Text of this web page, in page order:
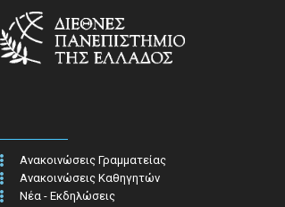
Ανακοινώσεις Γραμματείας
Ανακοινώσεις Καθηγητών
Νέα - Εκδηλώσεις